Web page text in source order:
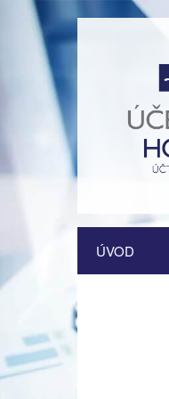
obsahu
ÚVOD